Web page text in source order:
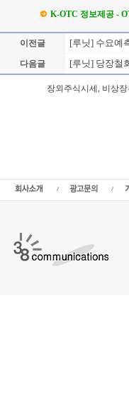
K-OTC 정보제공 -
이전글 [루닛] 수요예
다음글 [루닛] 당장철
장외주식시세, 비상